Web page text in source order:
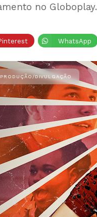
no Globoplay.
WhatsApp